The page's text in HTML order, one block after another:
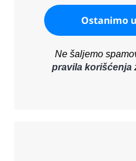
Ne šaljemo
pravila korišćenja